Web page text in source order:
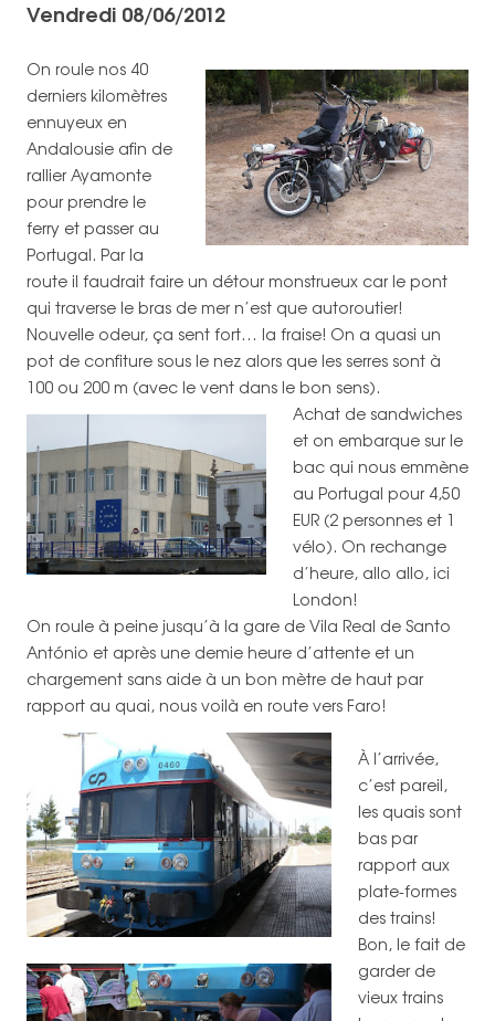
Vendredi 08/06/2012
On roule nos 40
derniers kilomètres
ennuyeux en
Andalousie afin de
rallier Ayamonte
pour prendre le
ferry et passer au
Portugal. Par la
route il faudrait faire un détour monstrueux car le pont
qui traverse le bras de mer n’est que autoroutier!
Nouvelle odeur, ça sent fort… la fraise! On a quasi un
pot de confiture sous le nez alors que les serres sont à
100 ou 200 m (avec le vent dans le bon sens).
Achat de sandwiches
et on embarque sur le
bac qui nous emmène
au Portugal pour 4,50
EUR (2 personnes et 1
vélo). On rechange
d’heure, allo allo, ici
London!
On roule à peine jusqu’à la gare de Vila Real de Santo
António et après une demie heure d’attente et un
chargement sans aide à un bon mètre de haut par
rapport au quai, nous voilà en route vers Faro!
À l’arrivée,
c’est pareil,
les quais sont
bas par
rapport aux
plate-formes
des trains!
Bon, le fait de
garder de
vieux trains